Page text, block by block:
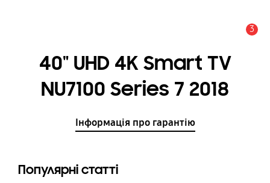
3
40" UHD 4K Smart TV
NU7100 Series 7 2018
Інформація про гарантію
Популярні статті